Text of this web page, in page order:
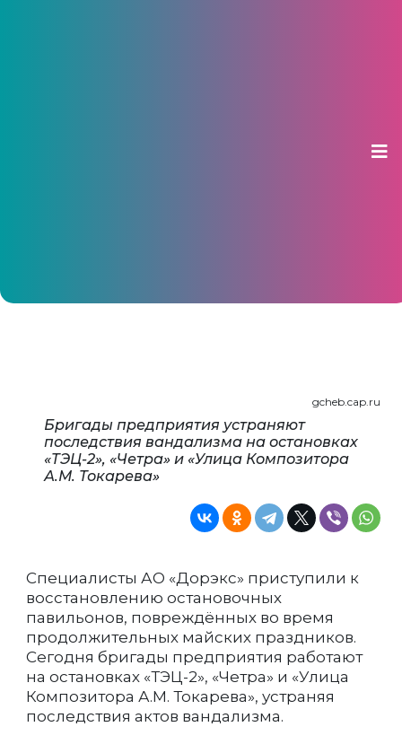
gcheb.cap.ru
Бригады предприятия устраняют
последствия вандализма на остановках
«ТЭЦ-2», «Четра» и «Улица Композитора
А.М. Токарева»
Специалисты АО «Дорэкс» приступили к
восстановлению остановочных
павильонов, повреждённых во время
продолжительных майских праздников.
Сегодня бригады предприятия работают
на остановках «ТЭЦ-2», «Четра» и «Улица
Композитора А.М. Токарева», устраняя
последствия актов вандализма.